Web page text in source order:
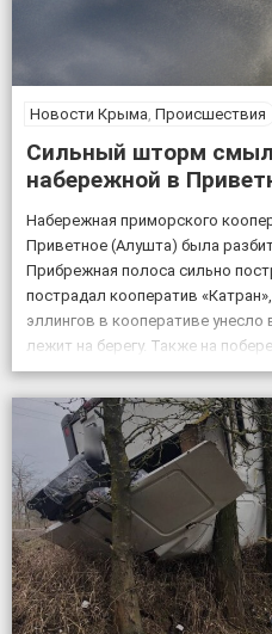
Новости Крыма Происшествия
Сильный шторм
набережной в
Набережная приморского
Приветное (Алушта) была
Прибрежная полоса сильно
пострадал кооператив
эллингов в кооперативе унесло
лежит на берегу. Также на
подпорных стен, которую
обрушения ограждено лентой,